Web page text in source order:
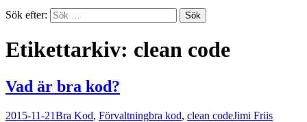
Sök efter:
Etikettarkiv: clean code
Vad är bra kod?
2015-11-21Bra Kod, Förvaltningbra kod, clean codeJimi Friis